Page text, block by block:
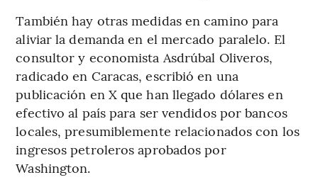
También hay otras medidas en camino para
aliviar la demanda en el mercado paralelo. El
consultor y economista Asdrúbal Oliveros,
radicado en Caracas, escribió en una
publicación en X que han llegado dólares en
efectivo al país para ser vendidos por bancos
locales, presumiblemente relacionados con los
ingresos petroleros aprobados por
Washington.